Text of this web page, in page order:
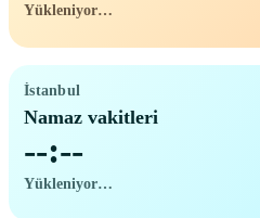
Yükleniyor…
İstanbul
Namaz vakitleri
--:--
Yükleniyor…